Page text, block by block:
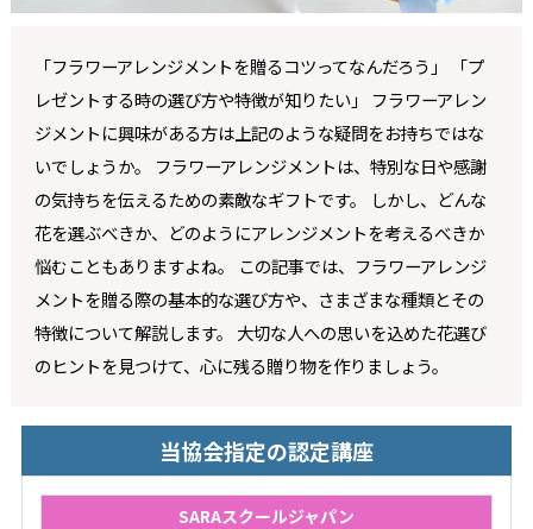
「フラワーアレンジメントを贈るコツってなんだろう」 「プ
レゼントする時の選び方や特徴が知りたい」 フラワーアレン
ジメントに興味がある方は上記のような疑問をお持ちではな
いでしょうか。 フラワーアレンジメントは、特別な日や感謝
の気持ちを伝えるための素敵なギフトです。 しかし、どんな
花を選ぶべきか、どのようにアレンジメントを考えるべきか
悩むこともありますよね。 この記事では、フラワーアレンジ
メントを贈る際の基本的な選び方や、さまざまな種類とその
特徴について解説します。 大切な人への思いを込めた花選び
のヒントを見つけて、心に残る贈り物を作りましょう。
当協会指定の認定講座
SARAスクールジャパン